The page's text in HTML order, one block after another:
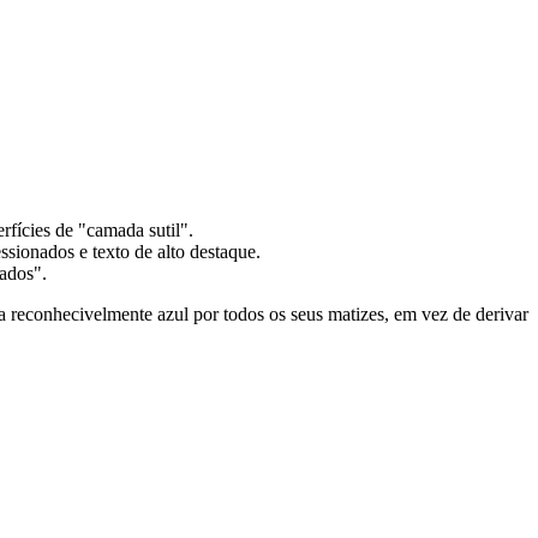
de "camada sutil".
e texto de alto destaque.
azul por todos os seus matizes, em vez de derivar